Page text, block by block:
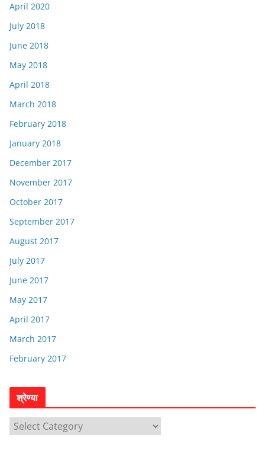
April 2020
July 2018
June 2018
May 2018
April 2018
March 2018
February 2018
January 2018
December 2017
November 2017
October 2017
September 2017
August 2017
July 2017
June 2017
May 2017
April 2017
March 2017
February 2017
श्रेण्या
श्रे